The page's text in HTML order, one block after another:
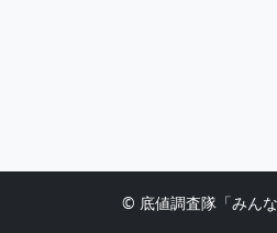
© 底値調査隊「みんな